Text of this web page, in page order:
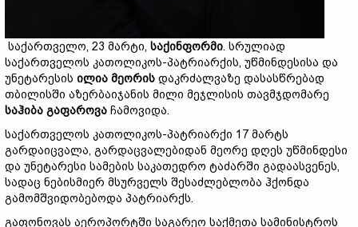
საქართველო, 23 მარტი, საქინფორმი. სრულიად
საქართველოს კათოლიკოს-პატრიარქის, უწმინდესისა და
უნეტარესის ილია მეორის დაკრძალვაზე დასასწრებად
თბილისში აზერბაიჯანის მილი მეჯლისის თავმჯდომარე
საჰიბა გაფაროვა ჩამოვიდა.
საქართველოს კათოლიკოს-პატრიარქი 17 მარტს
გარდაიცვალა, გარდაცვალებიდან მეორე დღეს უწმინდესი
და უნეტარესი სამების საკათედრო ტაძარში გადაასვენეს,
სადაც ნებისმიერ მსურველს შესაძლებლობა ჰქონდა
გამომშვიდობებოდა პატრიარქს.
გაფონოვას აეროპორტში საგარეო საქმეთა სამინისტროს